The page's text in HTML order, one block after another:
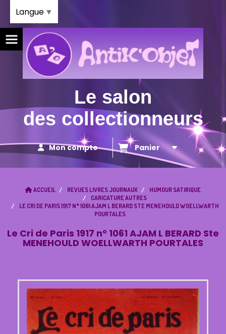
Le salon
des collectionneurs
Mon compte Panier
ACCUEIL REVUES LIVRES JOURNAUX
HUMOUR SATIRIQUE
CARICATURE AUTRES
LE CRI DE PARIS 1917 N° 1061 AJAM L BERARD STE MENEHOULD WOELLWARTH
POURTALES
Le Cri de Paris 1917 n° 1061 AJAM L BERARD Ste
MENEHOULD WOELLWARTH POURTALES
Langue ▼